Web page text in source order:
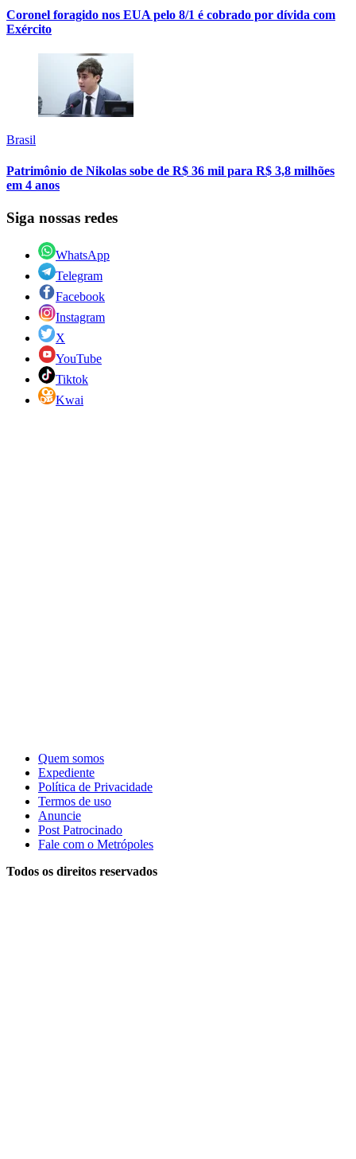
Coronel foragido nos EUA pelo 8/1 é cobrado por dívida com
Exército
Brasil
Patrimônio de Nikolas sobe de R$ 36 mil para R$ 3,8 milhões
em 4 anos
Siga nossas redes
WhatsApp
Telegram
Facebook
Instagram
X
YouTube
Tiktok
Kwai
Quem somos
Expediente
Política de Privacidade
Termos de uso
Anuncie
Post Patrocinado
Fale com o Metrópoles
Todos os direitos reservados